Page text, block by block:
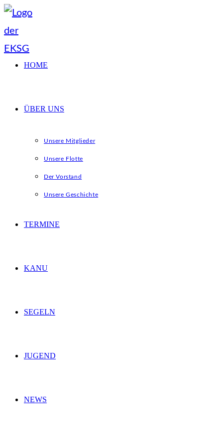
Zum
Inhalt
springen
HOME
ÜBER UNS
Unsere Mitglieder
Unsere Flotte
Der Vorstand
Unsere Geschichte
TERMINE
KANU
SEGELN
JUGEND
NEWS